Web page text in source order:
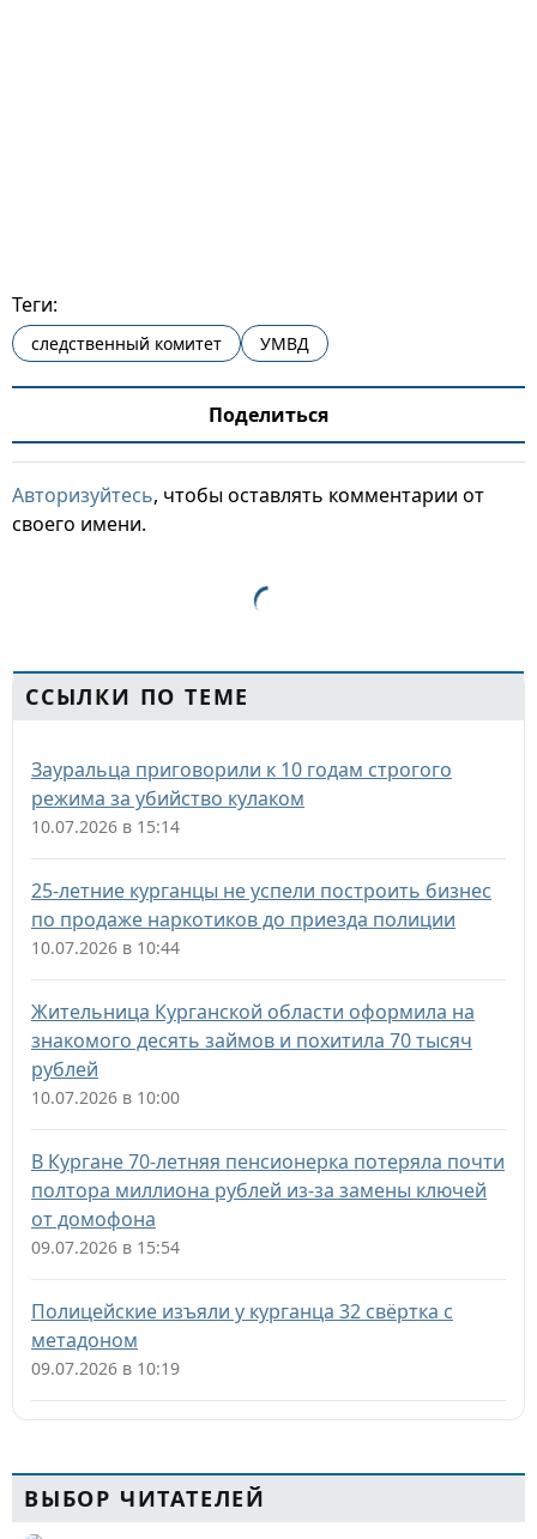
Теги:
следственный комитет УМВД
Поделиться
Авторизуйтесь, чтобы оставлять комментарии от
своего имени.
ССЫЛКИ ПО ТЕМЕ
Зауральца приговорили к 10 годам строгого
режима за убийство кулаком
10.07.2026 в 15:14
25-летние курганцы не успели построить бизнес
по продаже наркотиков до приезда полиции
10.07.2026 в 10:44
Жительница Курганской области оформила на
знакомого десять займов и похитила 70 тысяч
рублей
10.07.2026 в 10:00
В Кургане 70-летняя пенсионерка потеряла почти
полтора миллиона рублей из-за замены ключей
от домофона
09.07.2026 в 15:54
Полицейские изъяли у курганца 32 свёртка с
метадоном
09.07.2026 в 10:19
ВЫБОР ЧИТАТЕЛЕЙ